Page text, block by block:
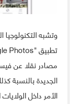
وتشبه
مصادر نقلا عن
الجديدة بالنسبة
الأمر داخل